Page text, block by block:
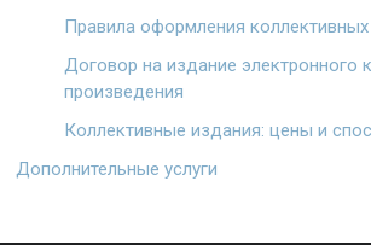
Правила оформления
Договор на издание электронного
произведения
Коллективные издания: цены и
Дополнительные услуги